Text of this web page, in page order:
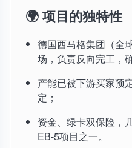
🌍 项目的独特性
德国西马格集团（全
场，负责反向完工，
产能已被下游买家预
定；
资金、绿卡双保险，
EB-5项目之一。